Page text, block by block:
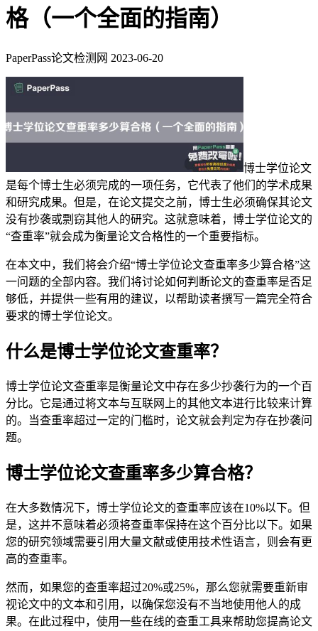
格（一个全面的指南）
PaperPass论文检测网 2023-06-20
博士学位论文
是每个博士生必须完成的一项任务，它代表了他们的学术成果
和研究成果。但是，在论文提交之前，博士生必须确保其论文
没有抄袭或剽窃其他人的研究。这就意味着，博士学位论文的
“查重率”就会成为衡量论文合格性的一个重要指标。
在本文中，我们将会介绍“博士学位论文查重率多少算合格”这
一问题的全部内容。我们将讨论如何判断论文的查重率是否足
够低，并提供一些有用的建议，以帮助读者撰写一篇完全符合
要求的博士学位论文。
什么是博士学位论文查重率？
博士学位论文查重率是衡量论文中存在多少抄袭行为的一个百
分比。它是通过将文本与互联网上的其他文本进行比较来计算
的。当查重率超过一定的门槛时，论文就会判定为存在抄袭问
题。
博士学位论文查重率多少算合格？
在大多数情况下，博士学位论文的查重率应该在10%以下。但
是，这并不意味着必须将查重率保持在这个百分比以下。如果
您的研究领域需要引用大量文献或使用技术性语言，则会有更
高的查重率。
然而，如果您的查重率超过20%或25%，那么您就需要重新审
视论文中的文本和引用，以确保您没有不当地使用他人的成
果。在此过程中，使用一些在线的查重工具来帮助您提高论文